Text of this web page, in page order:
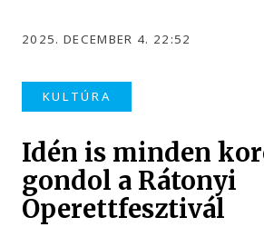
2025. DECEMBER 4. 22:52
KULTÚRA
Idén is minden
gondol a Rátonyi
Operettfesztivál